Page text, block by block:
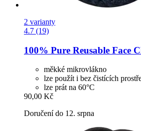
2 varianty
4.7 (19)
100% Pure Reusable Face
měkké mikrovlákno
lze použít i bez čistících
lze prát na 60°C
90,00 Kč
Doručení do 12. srpna